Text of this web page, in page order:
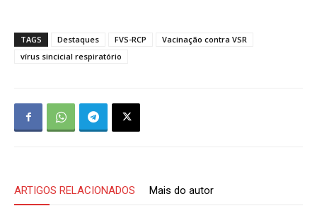
TAGS Destaques FVS-RCP
Vacinação contra VSR
vírus sincicial respiratório
ARTIGOS RELACIONADOS Mais do autor